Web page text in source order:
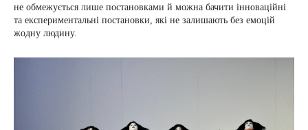
не обмежується лише постановками й можна бачити інноваційні
та експериментальні постановки, які не залишають без емоцій
жодну людину.